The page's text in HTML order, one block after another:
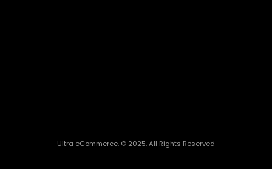
Ultra eCommerce. © 2025. All Rights Reserved